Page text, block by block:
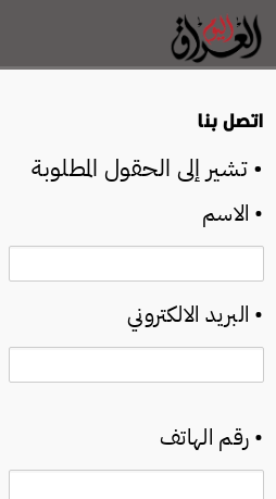
اتصل بنا
• تشير إلى الحقول المطلوبة
• الاسم
• البريد الالكتروني
• رقم الهاتف